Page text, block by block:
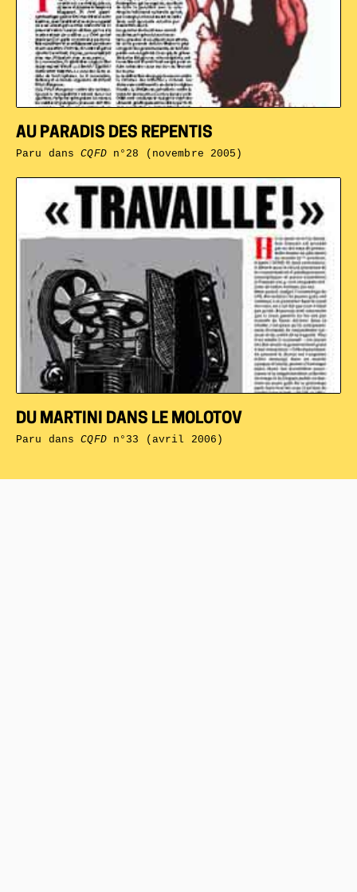
DU MARTINI DANS LE MOLOTOV
Paru dansCQFDn°33 (avril 2006)
AU PARADIS DES REPENTIS
Paru dansCQFDn°28 (novembre 2005)